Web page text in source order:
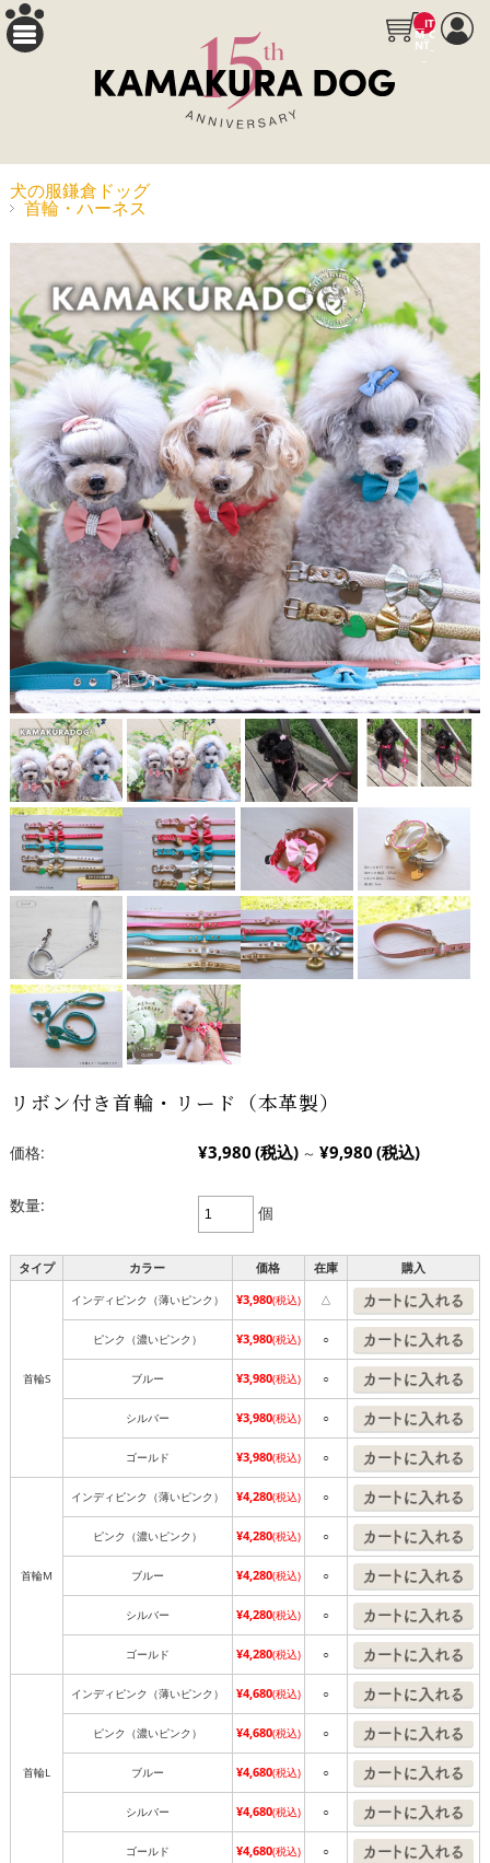
__IT
M_C
NT_
犬の服鎌倉ドッグ
首輪・ハーネス
リボン付き首輪・リード（本革製）
価格: ¥3,980(税込) ～ ¥9,980(税込)
数量: 個
タイプ カラー 価格 在庫 購入
首輪S
インディピンク（薄いピンク） ¥3,980(税込) △
ピンク（濃いピンク） ¥3,980(税込) ○
ブルー ¥3,980(税込) ○
シルバー ¥3,980(税込) ○
ゴールド ¥3,980(税込) ○
首輪M
インディピンク（薄いピンク） ¥4,280(税込) ○
ピンク（濃いピンク） ¥4,280(税込) ○
ブルー ¥4,280(税込) ○
シルバー ¥4,280(税込) ○
ゴールド ¥4,280(税込) ○
首輪L
インディピンク（薄いピンク） ¥4,680(税込) ○
ピンク（濃いピンク） ¥4,680(税込) ○
ブルー ¥4,680(税込) ○
シルバー ¥4,680(税込) ○
ゴールド ¥4,680(税込) ○